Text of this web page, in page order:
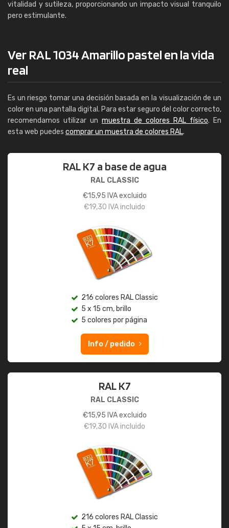
vitalidad y sutileza, proporcionando un impacto visual tranquilo
pero estimulante.
Ver RAL 1034 Amarillo pastel en la vida
real
Es un riesgo tomar una decisión basada en la visualización de un
color en una pantalla digital. Para estar seguro del color correcto,
recomendamos utilizar un muestra de colores RAL físico. En
esta web puedes comprar un muestra de colores RAL.
RAL K7 a base de agua
RAL CLASSIC
€15,95 IVA excluido
€19,30 IVA incluido
216 colores RAL Classic
5 x 15 cm, brillo
5 colores por página
Info / pedido
RAL K7
RAL CLASSIC
€15,95 IVA excluido
€19,30 IVA incluido
216 colores RAL Classic